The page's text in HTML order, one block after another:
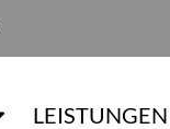
LEISTUNGEN